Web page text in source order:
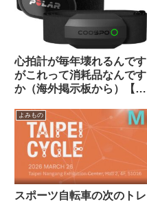
心拍計が毎年壊れるんです
がこれって消耗品なんです
か（海外掲示板から）【丈
よみもの
スポーツ自転車の次のトレ